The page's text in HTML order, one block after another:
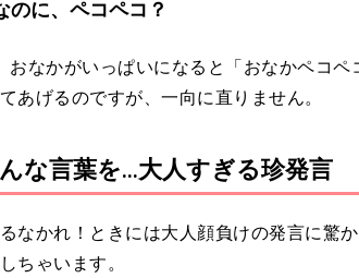
のに、ペコペコ？
おなかがいっぱいになると「おなかペコペ
あげるのですが、一向に直りません。
な言葉を...大人すぎる珍発言
なかれ！ときには大人顔負けの発言に驚
ちゃいます。